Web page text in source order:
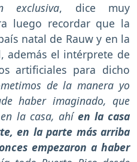
exclusiva, dice muy
luego recordar que la
natal de Rauw y en la
además el intérprete de
artificiales para dicho
de la manera yo
haber imaginado, que
la casa, ahíen la casa
en la parte más arriba
empezaron a haber